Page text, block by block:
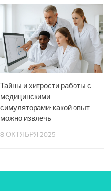
Тайны и хитрости работы с
медицинскими
симуляторами: какой опыт
можно извлечь
8 ОКТЯБРЯ 2025